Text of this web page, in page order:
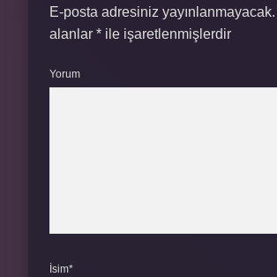
E-posta adresiniz yayınlanmayacak.
alanlar * ile işaretlenmişlerdir
Yorum
İsim*